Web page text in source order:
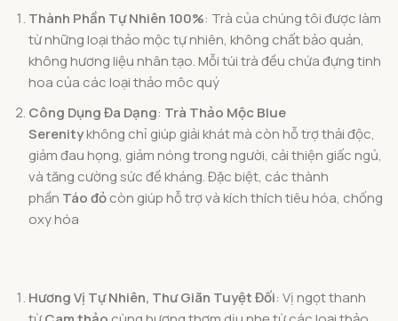
Thành Phần Tự Nhiên 100%: Trà của chúng tôi được làm
từ những loại thảo mộc tự nhiên, không chất bảo quản,
không hương liệu nhân tạo. Mỗi túi trà đều chứa đựng tinh
hoa của các loại thảo môc quý
Công Dụng Đa Dạng: Trà Thảo Mộc Blue
Serenitykhông chỉ giúp giải khát mà còn hỗ trợ thải độc,
giảm đau họng, giảm nóng trong người, cải thiện giấc ngủ,
và tăng cường sức đề kháng. Đặc biệt, các thành
phần Táo đỏcòn giúp hỗ trợ và kích thích tiêu hóa, chống
oxy hóa
Hương Vị Tự Nhiên, Thư Giãn Tuyệt Đối: Vị ngọt thanh